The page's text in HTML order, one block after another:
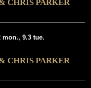
CHRIS PARKER
mon., 9.3 tue.
CHRIS PARKER